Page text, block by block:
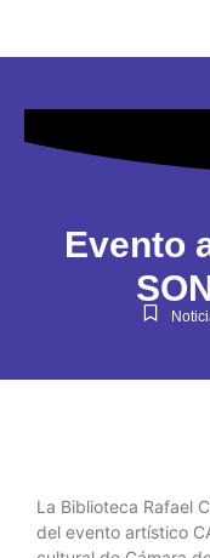
Evento
La Biblioteca Rafael
del evento artístico